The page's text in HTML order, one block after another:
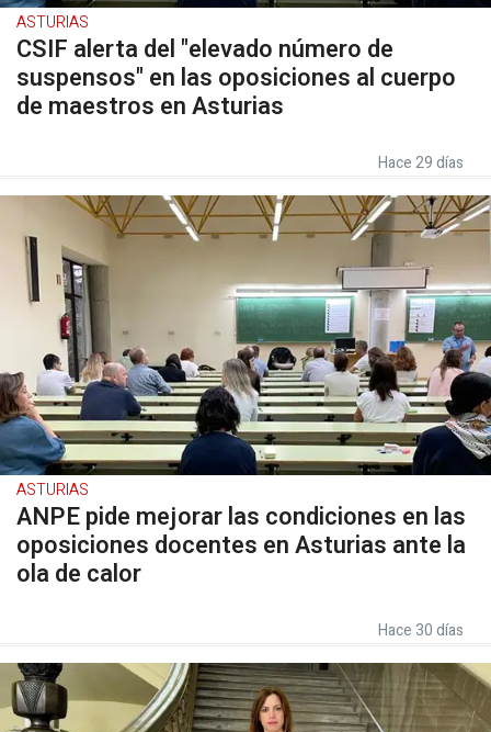
ASTURIAS
CSIF alerta del "elevado número de
suspensos" en las oposiciones al cuerpo
de maestros en Asturias
Hace 29 días
ASTURIAS
ANPE pide mejorar las condiciones en las
oposiciones docentes en Asturias ante la
ola de calor
Hace 30 días